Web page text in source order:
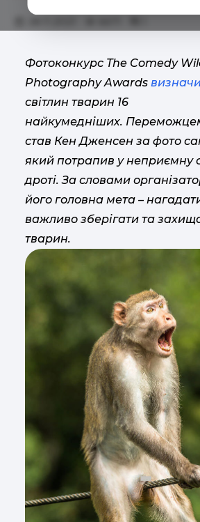
Фотоконкурс The Comedy
Photography Awards
світлин тварин 16
найкумедніших.
став Кен Дженсен за фото
який потрапив у неприємну
дроті. За словами
його головна мета –
важливо зберігати та
тварин.